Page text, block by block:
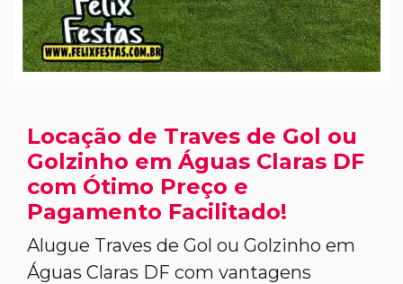
Locação de Traves de Gol ou
Golzinho em Águas Claras DF
com Ótimo Preço e
Pagamento Facilitado!
Alugue Traves de Gol ou Golzinho em
Águas Claras DF com vantagens